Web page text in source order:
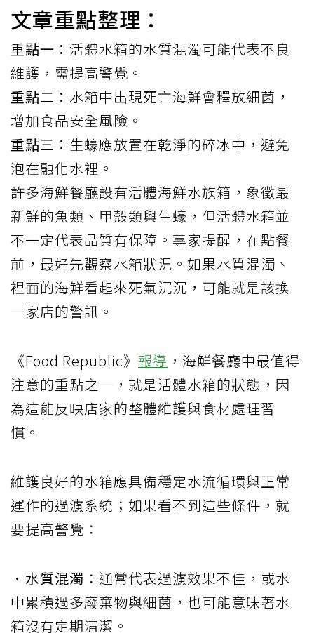
文章重點整理：
重點一： 活體水箱的水質混濁可能代表不良
維護，需提高警覺。
重點二： 水箱中出現死亡海鮮會釋放細菌，
增加食品安全風險。
重點三： 生蠔應放置在乾淨的碎冰中，避免
泡在融化水裡。
許多海鮮餐廳設有活體海鮮水族箱，象徵最
新鮮的魚類、甲殼類與生蠔，但活體水箱並
不一定代表品質有保障。專家提醒，在點餐
前，最好先觀察水箱狀況。如果水質混濁、
裡面的海鮮看起來死氣沉沉，可能就是該換
一家店的警訊。
《Food Republic》 報導 ，海鮮餐廳中最值得
注意的重點之一，就是活體水箱的狀態，因
為這能反映店家的整體維護與食材處理習
慣。
維護良好的水箱應具備穩定水流循環與正常
運作的過濾系統；如果看不到這些條件，就
要提高警覺：
．水質混濁 ：通常代表過濾效果不佳，或水
中累積過多廢棄物與細菌，也可能意味著水
箱沒有定期清潔。